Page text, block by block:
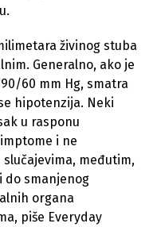
živinog stuba
Generalno, ako je
60 mm Hg, smatra
hipotenzija. Neki
u rasponu
i ne
međutim,
do smanjenog
organa
piše Everyday